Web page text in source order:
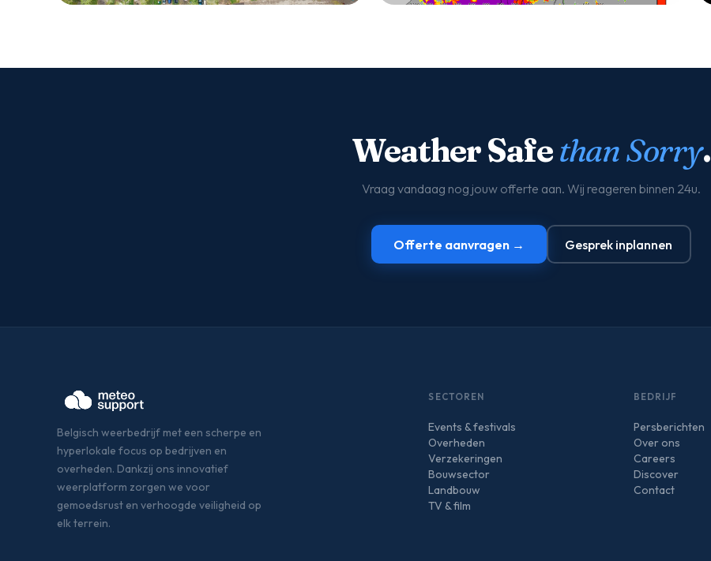
Weather Safethan Sorry.
Vraag vandaag nog jouw offerte aan. Wij reageren binnen 24u.
Offerte aanvragen → Gesprek inplannen
Belgisch weerbedrijf met een scherpe en
hyperlokale focus op bedrijven en
overheden. Dankzij ons innovatief
weerplatform zorgen we voor
gemoedsrust en verhoogde veiligheid op
elk terrein.
SECTOREN
Events & festivals
Overheden
Verzekeringen
Bouwsector
Landbouw
TV & film
BEDRIJF
Persberichten
Over ons
Careers
Discover
Contact